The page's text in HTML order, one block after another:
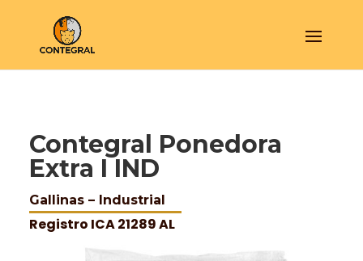
Contegral Ponedora
Extra I IND
Gallinas – Industrial
Registro ICA 21289 AL